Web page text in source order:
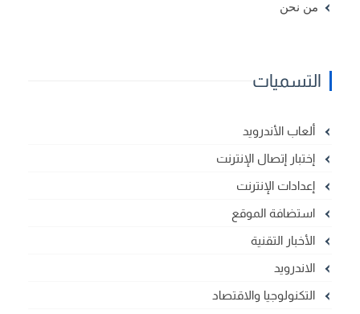
من نحن
التسميات
ألعاب الأندرويد
إختبار إتصال الإنترنت
إعدادات الإنترنت
استضافة الموقع
الأخبار التقنية
الاندرويد
التكنولوجيا والاقتصاد